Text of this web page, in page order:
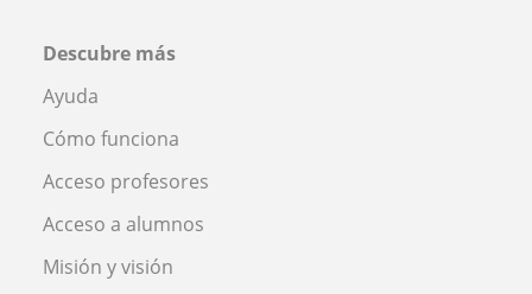
Descubre más
Ayuda
Cómo funciona
Acceso profesores
Acceso a alumnos
Misión y visión